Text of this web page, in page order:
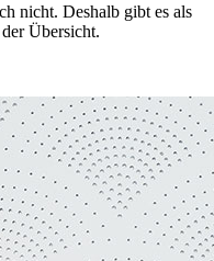
nicht. Deshalb gibt es als
Übersicht.